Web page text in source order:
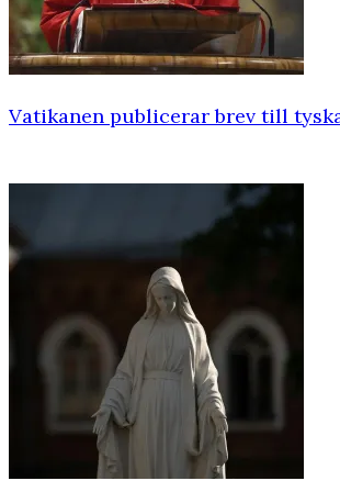
Vatikanen publicerar brev till